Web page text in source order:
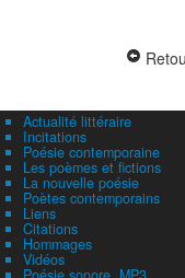
Actualité littéraire
Incitations
Poésie contemporaine
Les poèmes et fictions
La nouvelle poésie
Poètes contemporains
Liens
Citations
Hommages
Vidéos